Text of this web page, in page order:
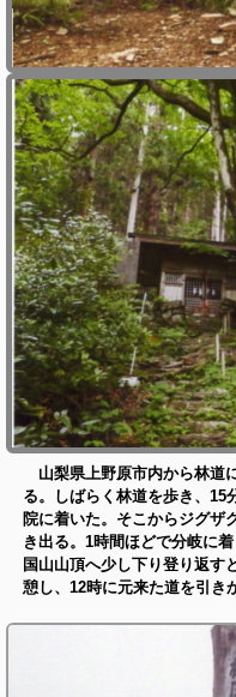
山梨県上野原市内から林道
る。しばらく林道を歩き、15
院に着いた。そこからジグザ
き出る。1時間ほどで分岐に
国山山頂へ少し下り登り返す
憩し、12時に元来た道を引き